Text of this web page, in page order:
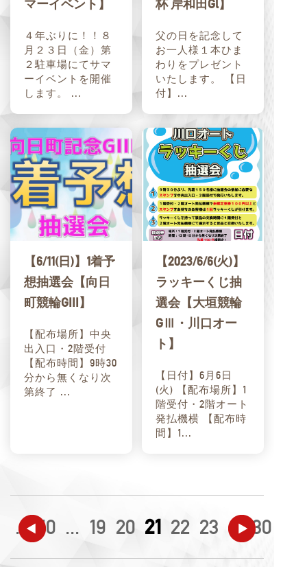
マーイベント】
４年ぶりに！！８
月２３日（金）第
２駐車場にてサマ
ーイベントを開催
します。 ...
杯 岸和田Gl】
父の日を記念して
お一人様１本ひま
わりをプレゼント
いたします。 【日
付】...
【6/11(日)】1着予
想抽選会【向日
町競輪GIII】
【配布場所】中央
出入口・2階受付
【配布時間】9時30
分から無くなり次
第終了 ...
【2023/6/6(火)】
ラッキーくじ抽
選会【大垣競輪
GⅢ・川口オー
ト】
【日付】6月6日
(火) 【配布場所】1
階受付・2階オート
発払機横 【配布時
間】1...
... 10 ... 19 20 21 22 23 ... 30